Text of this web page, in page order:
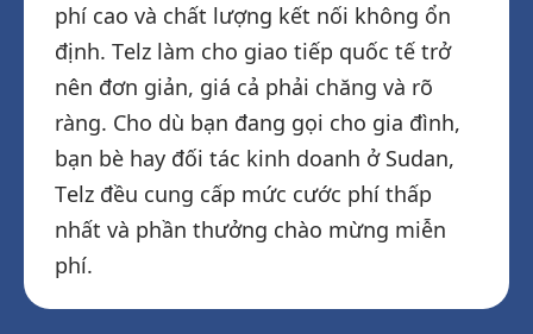
phí cao và chất lượng kết nối không ổn
định. Telz làm cho giao tiếp quốc tế trở
nên đơn giản, giá cả phải chăng và rõ
ràng. Cho dù bạn đang gọi cho gia đình,
bạn bè hay đối tác kinh doanh ở Sudan,
Telz đều cung cấp mức cước phí thấp
nhất và phần thưởng chào mừng miễn
phí.